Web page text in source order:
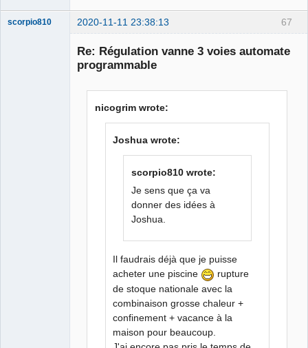
67
scorpio810 2020-11-11 23:38:13
Re: Régulation vanne 3 voies automate
programmable
nicogrim wrote:
Joshua wrote:
scorpio810 wrote:
Je sens que ça va
donner des idées à
Joshua.
Il faudrais déjà que je puisse
acheter une piscine
rupture
de stoque nationale avec la
combinaison grosse chaleur +
confinement + vacance à la
maison pour beaucoup.